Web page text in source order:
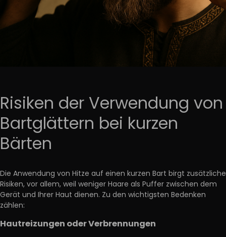
Risiken der Verwendung von
Bartglättern bei kurzen
Bärten
Die Anwendung von Hitze auf einen kurzen Bart birgt zusätzliche
Risiken, vor allem, weil weniger Haare als Puffer zwischen dem
Gerät und Ihrer Haut dienen. Zu den wichtigsten Bedenken
zählen:
Hautreizungen oder Verbrennungen